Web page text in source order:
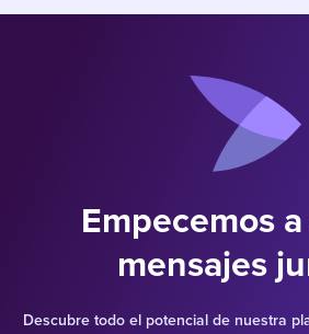
Empecemos
mensajes
Descubre todo el potencial de nuestra